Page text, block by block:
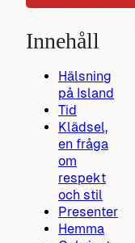
Innehåll
Hälsning
på Island
Tid
Klädsel,
en fråga
om
respekt
och stil
Presenter
Hemma